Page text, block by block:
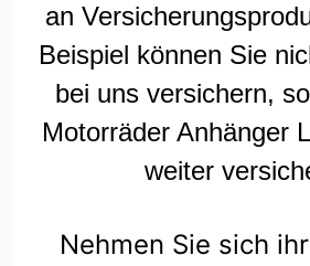
an
Beispiel können Sie
bei uns versichern,
Motorräder Anhänger
weiter
Nehmen Sie sich